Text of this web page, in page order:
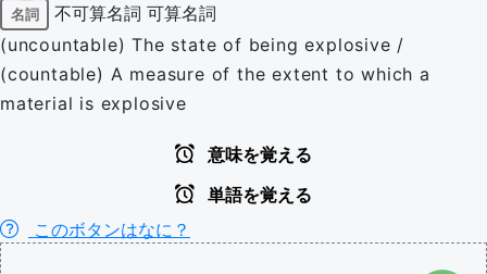
名詞 不可算名詞 可算名詞
(uncountable) The state of being explosive /
(countable) A measure of the extent to which a
material is explosive
意味を覚える
単語を覚える
このボタンはなに？